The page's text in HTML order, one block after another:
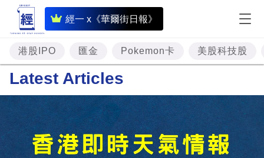
經一 x《華爾街日報》
即
時
財
經
投
資
港股IPO 匯金 Pokemon卡 美股科技股
Latest Articles